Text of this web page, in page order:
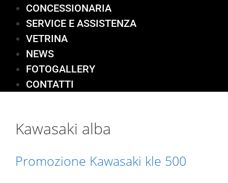
CONCESSIONARIA
SERVICE E ASSISTENZA
VETRINA
NEWS
FOTOGALLERY
CONTATTI
Kawasaki alba
Promozione Kawasaki kle 500